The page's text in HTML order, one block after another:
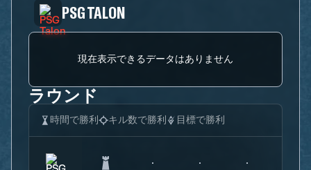
PSG TALON
現在表示できるデータはありません
ラウンド
時間で勝利 キル数で勝利 目標で勝利